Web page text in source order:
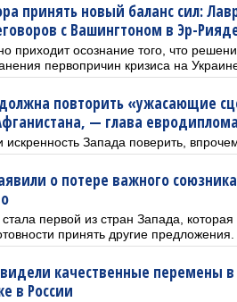
принять новый баланс сил:
с Вашингтоном в Эр-
приходит осознание того, что
первопричин кризиса на
повторить «ужасающие
— глава
искренность Запада поверить,
о потере важного
первой из стран Запада, которая
принять другие предложения.
качественные перемены
в России